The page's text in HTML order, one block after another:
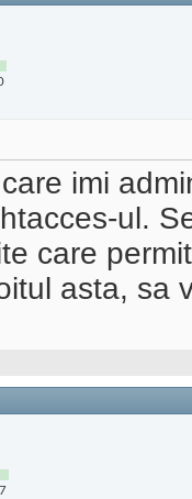
imi
ul.
care
asta, sa